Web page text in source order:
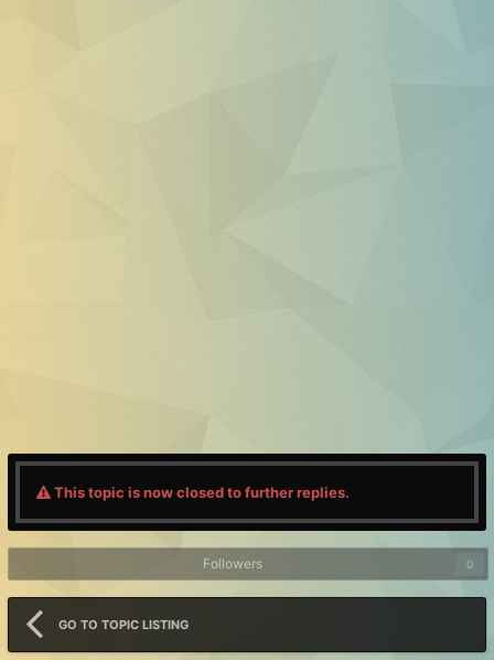
This topic is now closed to further replies.
Followers 0
GO TO TOPIC LISTING